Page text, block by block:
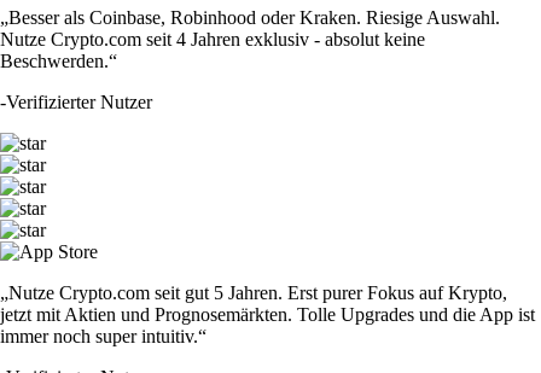
„Besser als Coinbase, Robinhood oder Kraken. Riesige Auswahl.
Nutze Crypto.com seit 4 Jahren exklusiv - absolut keine
Beschwerden.“
-Verifizierter Nutzer
„Nutze Crypto.com seit gut 5 Jahren. Erst purer Fokus auf Krypto,
jetzt mit Aktien und Prognosemärkten. Tolle Upgrades und die App ist
immer noch super intuitiv.“